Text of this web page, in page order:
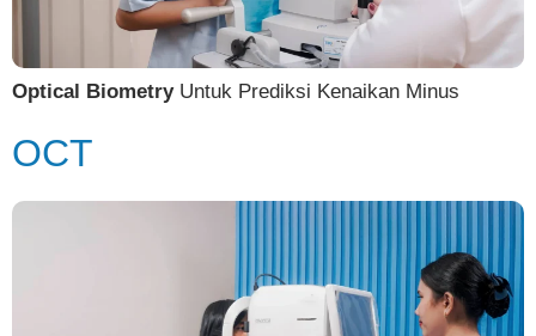
Optical BiometryUntuk Prediksi Kenaikan Minus
OCT